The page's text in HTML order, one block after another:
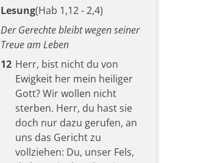
Lesung(Hab 1,12 - 2,4)
Der Gerechte bleibt wegen seiner
Treue am Leben
12 Herr, bist nicht du von
Ewigkeit her mein heiliger
Gott? Wir wollen nicht
sterben. Herr, du hast sie
doch nur dazu gerufen, an
uns das Gericht zu
vollziehen: Du, unser Fels,